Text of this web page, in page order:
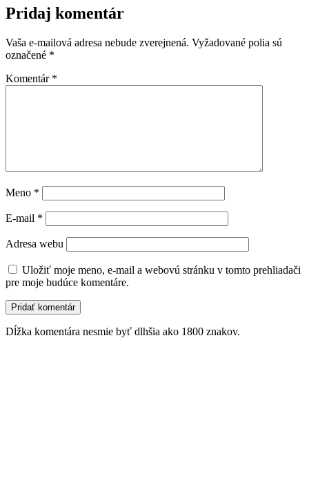
Pridaj komentár
Vaša e-mailová adresa nebude zverejnená. Vyžadované polia sú
označené *
Komentár *
Meno *
E-mail *
Adresa webu
Uložiť moje meno, e-mail a webovú stránku v tomto prehliadači
pre moje budúce komentáre.
Dĺžka komentára nesmie byť dlhšia ako 1800 znakov.